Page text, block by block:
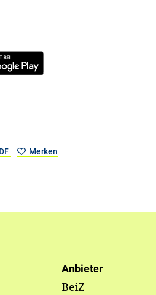
Merken
Anbieter
BeiZ